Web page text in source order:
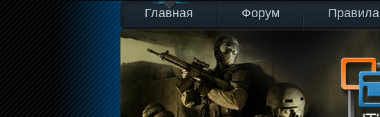
Главная Форум Правила